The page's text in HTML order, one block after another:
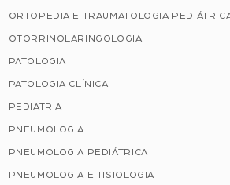
ORTOPEDIA E TRAUMATOLOGIA
OTORRINOLARINGOLOGIA
PATOLOGIA
PATOLOGIA CLÍNICA
PEDIATRIA
PNEUMOLOGIA
PNEUMOLOGIA PEDIÁTRICA
PNEUMOLOGIA E TISIOLOGIA